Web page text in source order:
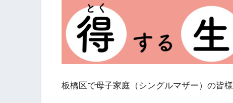
板橋区で母子家庭（シングルマザー）の皆様